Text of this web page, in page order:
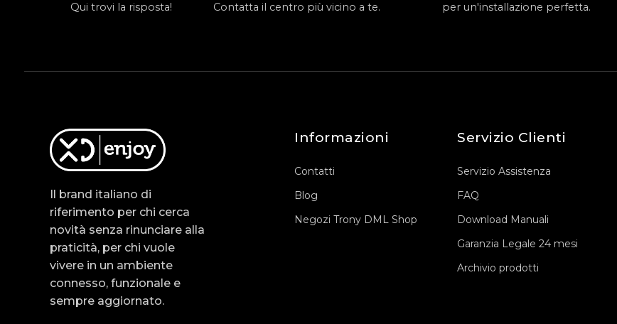
Qui trovi la risposta!
Contatta il centro più vicino a te.
per un'installazione perfetta.
Il brand italiano di
riferimento per chi cerca
novità senza rinunciare alla
praticità, per chi vuole
vivere in un ambiente
connesso, funzionale e
sempre aggiornato.
Informazioni
Contatti
Blog
Negozi Trony DML Shop
Servizio Clienti
Servizio Assistenza
FAQ
Download Manuali
Garanzia Legale 24 mesi
Archivio prodotti